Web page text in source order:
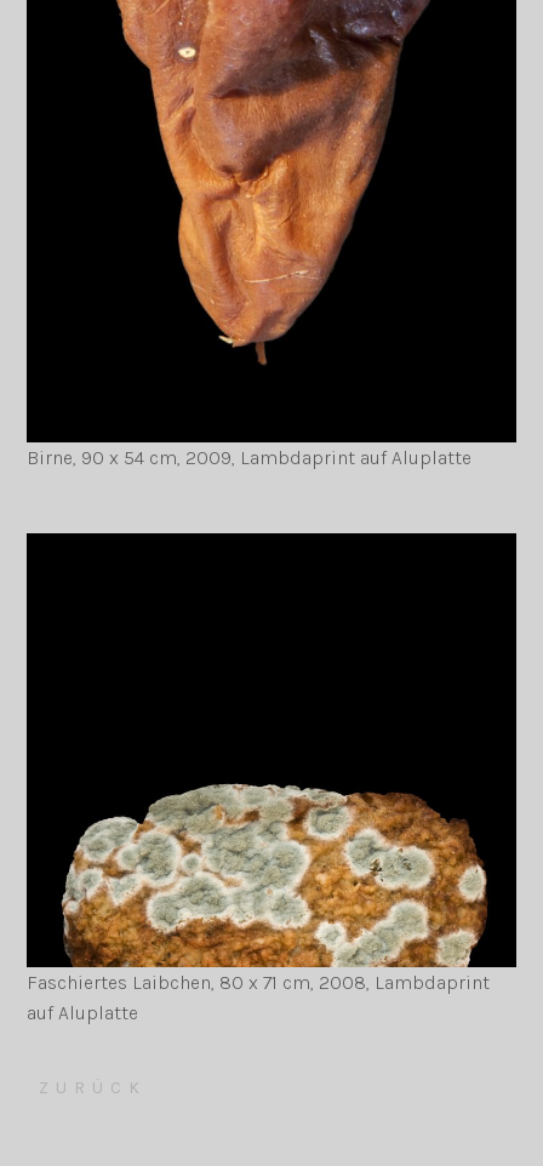
Birne, 90 x 54 cm, 2009, Lambdaprint auf Aluplatte
Faschiertes Laibchen, 80 x 71 cm, 2008, Lambdaprint
auf Aluplatte
ZURÜCK